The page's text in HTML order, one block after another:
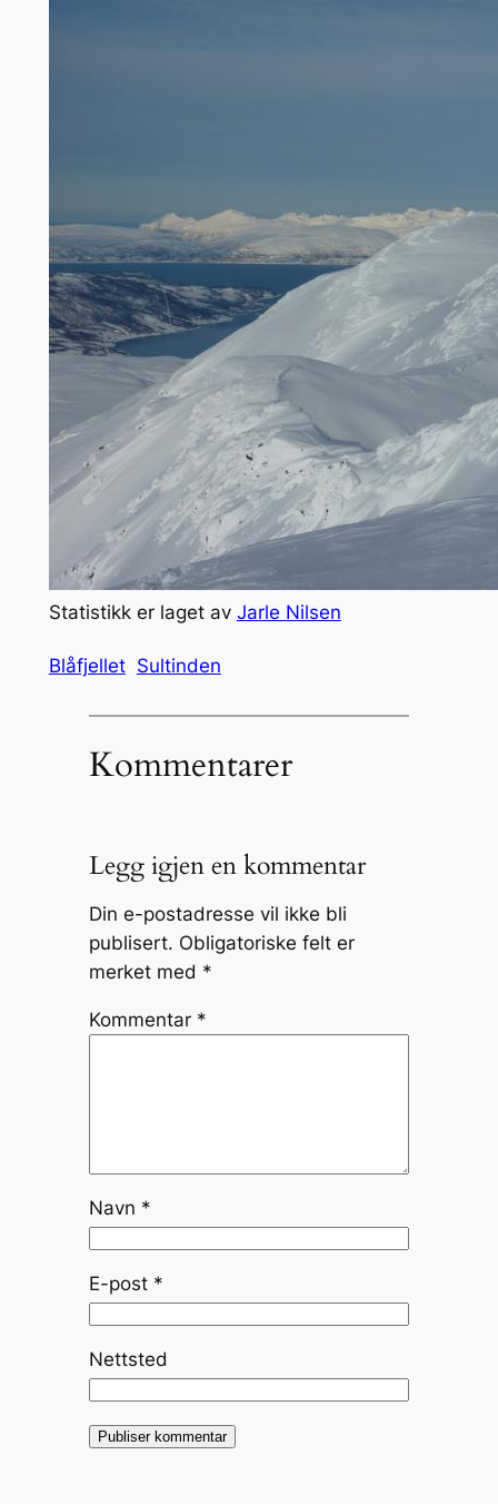
Statistikk er laget av Jarle Nilsen
Blåfjellet Sultinden
Kommentarer
Legg igjen en kommentar
Din e-postadresse vil ikke bli
publisert. Obligatoriske felt er
merket med *
Kommentar *
Navn *
E-post *
Nettsted